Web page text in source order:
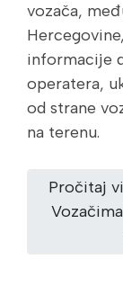
vozača,
informacije
operatera,
od strane
na terenu.
Pročitaj